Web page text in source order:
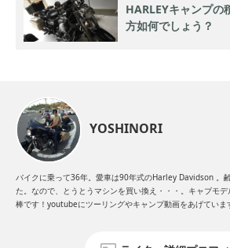
HARLEYキャンプの
方如何でしょう？
YOSHINORI
バイクに乗って36年。愛車は90年式のHarley Davidson 。
た。なので、とうとうマシンを買い換え・・・。キャブモデ
棒です！youtubeにツーリングやキャンプ動画をあげていま